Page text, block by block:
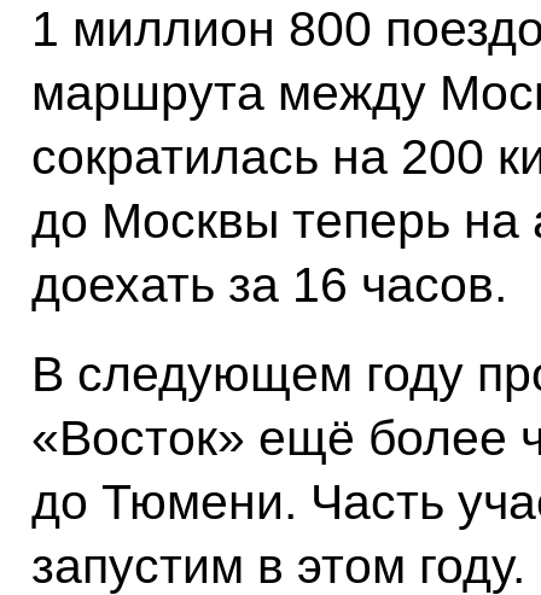
1 миллион 800
маршрута между
сократилась на 200
до Москвы теперь
доехать за 16 часов.
В следующем году
«Восток» ещё более
до Тюмени. Часть
запустим в этом году.